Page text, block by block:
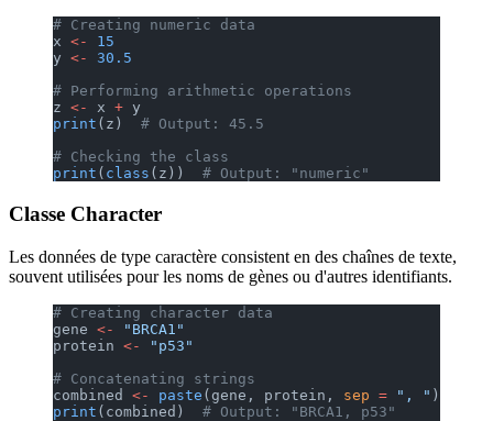
# Creating numeric data
x <-
15
y <-
30.5
# Performing arithmetic operations
z <- x + y
print (z) # Output: 45.5
# Checking the class
print ( class (z)) # Output: "numeric"
Classe Character
Les données de type caractère consistent en des chaînes de texte,
souvent utilisées pour les noms de gènes ou d'autres identifiants.
# Creating character data
gene <-
"BRCA1"
protein <-
"p53"
# Concatenating strings
combined <- paste (gene, protein, sep = ", " )
print (combined) # Output: "BRCA1, p53"